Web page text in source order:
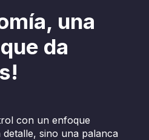
una
da
con un enfoque
sino una palanca